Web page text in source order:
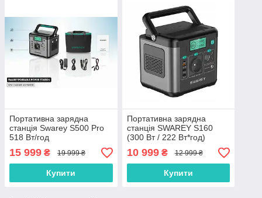
Портативна зарядна
станція Swarey S500 Pro
518 Вт/год
15 999 ₴ 19 999 ₴
Купити
Портативна зарядна
станція SWAREY S160
(300 Вт / 222 Вт*год)
10 999₴ 12 999 ₴
Купити